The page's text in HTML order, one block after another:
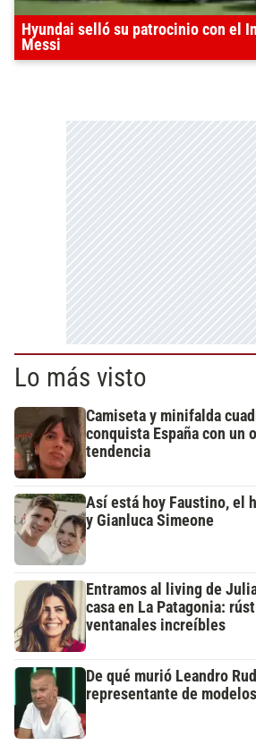
Hyundai selló su patrocinio con el
Messi
Lo más visto
Camiseta y minifalda
conquista España con un
tendencia
Así está hoy Faustino, el
y Gianluca Simeone
Entramos al living de
casa en La Patagonia:
ventanales increíbles
De qué murió Leandro
representante de modelos